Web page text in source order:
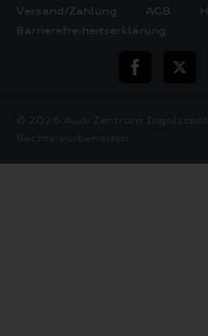
Versand/Zahlung
AGB
Barrierefreiheitserklärung
teilen Twitter